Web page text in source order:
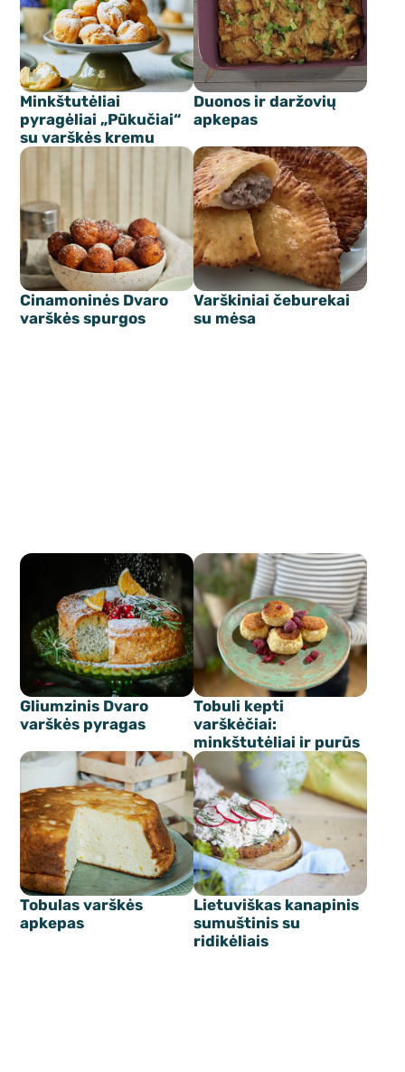
Minkštutėliai
pyragėliai „Pūkučiai“
su varškės kremu
Duonos ir daržovių
apkepas
Cinamoninės Dvaro
varškės spurgos
Varškiniai čeburekai
su mėsa
Gliumzinis Dvaro
varškės pyragas
Tobuli kepti
varškėčiai:
minkštutėliai ir purūs
Tobulas varškės
apkepas
Lietuviškas kanapinis
sumuštinis su
ridikėliais